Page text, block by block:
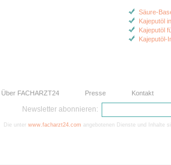
Säure-
Kajeputöl
Kajeputöl
Kajeputöl-
Über FACHARZT24 Presse Kontakt
Newsletter abonnieren:
Die unter www.facharzt24.com angebotenen Dienste und Inhalte